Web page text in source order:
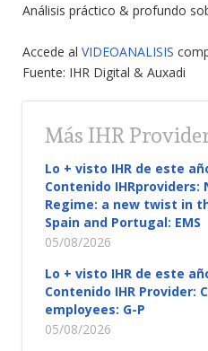
Análisis práctico & profundo
Accede al VIDEOANALISIS
Fuente: IHR Digital & Auxadi
Más IHR
Lo + visto IHR de este
Contenido
Regime: a new twist in
Spain and Portugal: EMS
05/08/2026
Lo + visto IHR de este
Contenido IHR Provider:
employees: G-P
05/08/2026